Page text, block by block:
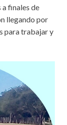
finales de
llegando por
para trabajar y